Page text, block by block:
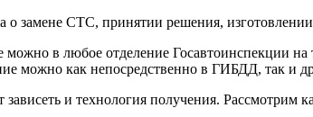
о замене СТС, принятии решения,
можно в любое отделение Госавтоинспекции
можно как непосредственно в ГИБДД, так и
зависеть и технология получения. Рассмотрим